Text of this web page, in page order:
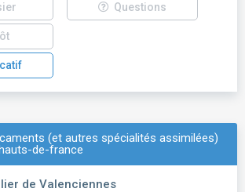
Questions
(et autres spécialités assimilées)
de-france
de Valenciennes